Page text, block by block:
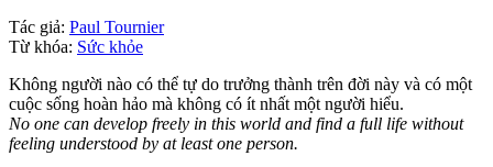
Tác giả: Paul Tournier
Từ khóa: Sức khỏe
Không người nào có thể tự do trưởng thành trên đời này và có một
cuộc sống hoàn hảo mà không có ít nhất một người hiểu.
No one can develop freely in this world and find a full life without
feeling understood by at least one person.